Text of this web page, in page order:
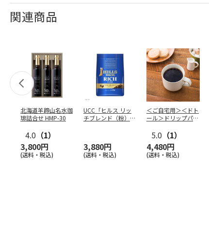
関連商品
北海道羊蹄山名水珈
琲詰合せ HMP-30
4.0 （1）
3,800円
(送料・税込)
UCC「ヒルス リッ
チブレンド（粉）」
3,880円
(送料・税込)
＜ご自宅用＞＜ドト
ール＞ドリップパッ
１０…
5.0 （1）
4,480円
(送料・税込)